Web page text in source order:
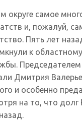
округе самое
и, пожалуй,
Пять лет
к
Председателем
Дмитрия
и особенно
на то, что